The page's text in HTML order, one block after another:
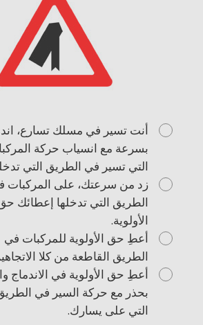
أنت تسير في مسلك تسارع،
بسرعة مع انسياب حركة
التي تسير في الطريق التي
زد من سرعتك، على المركبات
الطريق التي تدخلها إعطائك
الأولوية.
أعطِ حق الأولوية للمركبات في
الطريق القاطعة من كلا
أعطِ حق الأولوية في الاندماج
بحذر مع حركة السير في
التي على يسارك.